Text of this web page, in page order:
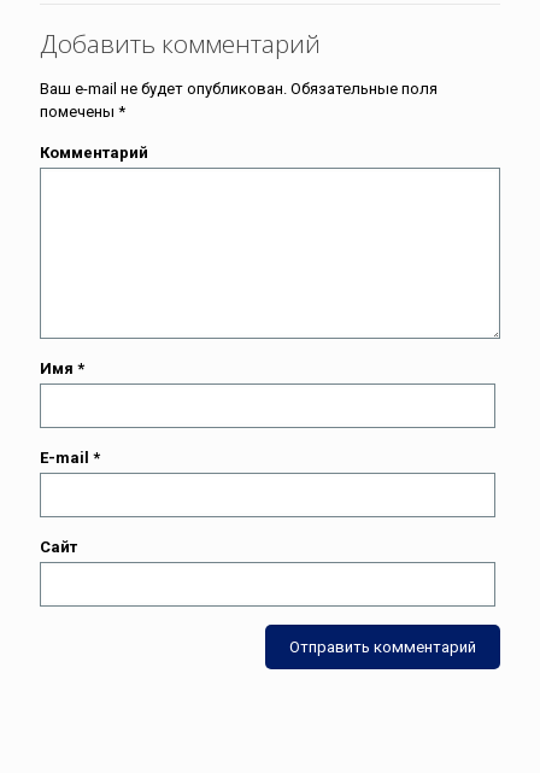
Добавить комментарий
Ваш e-mail не будет опубликован. Обязательные поля
помечены *
Комментарий
Имя *
E-mail *
Сайт